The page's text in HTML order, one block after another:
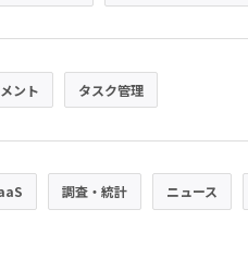
ント タスク管理
調査・統計 ニュース